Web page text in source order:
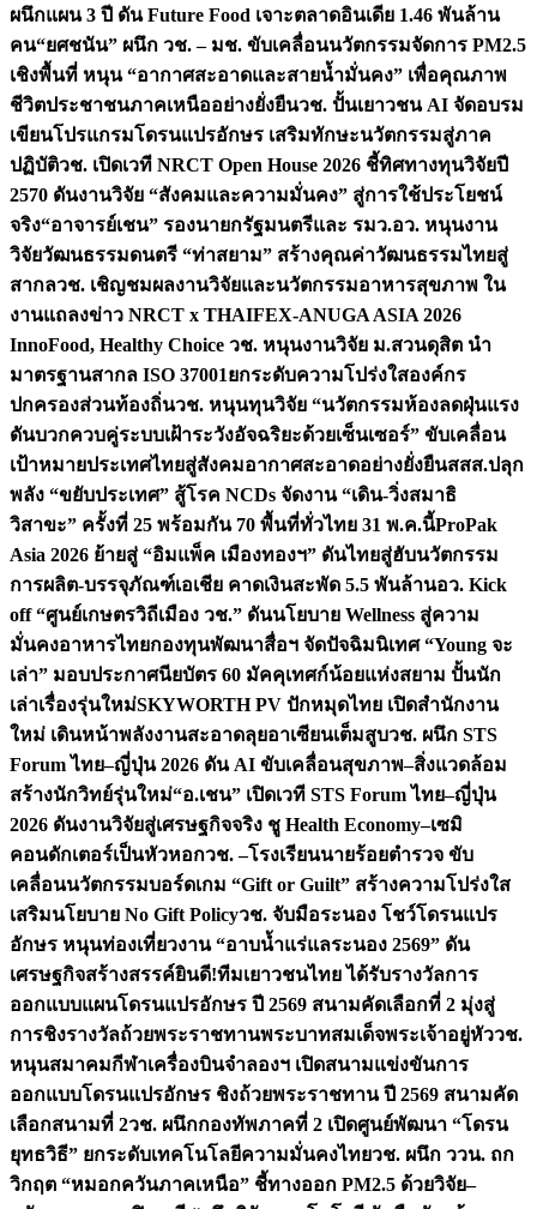
ผนึกแผน 3 ปี ดัน Future Food เจาะตลาดอินเดีย 1.46 พันล้าน
คน“ยศชนัน” ผนึก วช. – มช. ขับเคลื่อนนวัตกรรมจัดการ PM2.5
เชิงพื้นที่ หนุน “อากาศสะอาดและสายน้ำมั่นคง” เพื่อคุณภาพ
ชีวิตประชาชนภาคเหนืออย่างยั่งยืนวช. ปั้นเยาวชน AI จัดอบรม
เขียนโปรแกรมโดรนแปรอักษร เสริมทักษะนวัตกรรมสู่ภาค
ปฏิบัติวช. เปิดเวที NRCT Open House 2026 ชี้ทิศทางทุนวิจัยปี
2570 ดันงานวิจัย “สังคมและความมั่นคง” สู่การใช้ประโยชน์
จริง“อาจารย์เชน” รองนายกรัฐมนตรีและ รมว.อว. หนุนงาน
วิจัยวัฒนธรรมดนตรี “ท่าสยาม” สร้างคุณค่าวัฒนธรรมไทยสู่
สากลวช. เชิญชมผลงานวิจัยและนวัตกรรมอาหารสุขภาพ ใน
งานแถลงข่าว NRCT x THAIFEX-ANUGA ASIA 2026
InnoFood, Healthy Choice วช. หนุนงานวิจัย ม.สวนดุสิต นำ
มาตรฐานสากล ISO 37001ยกระดับความโปร่งใสองค์กร
ปกครองส่วนท้องถิ่นวช. หนุนทุนวิจัย “นวัตกรรมห้องลดฝุ่นแรง
ดันบวกควบคู่ระบบเฝ้าระวังอัจฉริยะด้วยเซ็นเซอร์” ขับเคลื่อน
เป้าหมายประเทศไทยสู่สังคมอากาศสะอาดอย่างยั่งยืนสสส.ปลุก
พลัง “ขยับประเทศ” สู้โรค NCDs จัดงาน “เดิน-วิ่งสมาธิ
วิสาขะ” ครั้งที่ 25 พร้อมกัน 70 พื้นที่ทั่วไทย 31 พ.ค.นี้ProPak
Asia 2026 ย้ายสู่ “อิมแพ็ค เมืองทองฯ” ดันไทยสู่ฮับนวัตกรรม
การผลิต-บรรจุภัณฑ์เอเชีย คาดเงินสะพัด 5.5 พันล้านอว. Kick
off “ศูนย์เกษตรวิถีเมือง วช.” ดันนโยบาย Wellness สู่ความ
มั่นคงอาหารไทยกองทุนพัฒนาสื่อฯ จัดปัจฉิมนิเทศ “Young จะ
เล่า” มอบประกาศนียบัตร 60 มัคคุเทศก์น้อยแห่งสยาม ปั้นนัก
เล่าเรื่องรุ่นใหม่SKYWORTH PV ปักหมุดไทย เปิดสำนักงาน
ใหม่ เดินหน้าพลังงานสะอาดลุยอาเซียนเต็มสูบวช. ผนึก STS
Forum ไทย–ญี่ปุ่น 2026 ดัน AI ขับเคลื่อนสุขภาพ–สิ่งแวดล้อม
สร้างนักวิทย์รุ่นใหม่“อ.เชน” เปิดเวที STS Forum ไทย–ญี่ปุ่น
2026 ดันงานวิจัยสู่เศรษฐกิจจริง ชู Health Economy–เซมิ
คอนดักเตอร์เป็นหัวหอกวช. –โรงเรียนนายร้อยตำรวจ ขับ
เคลื่อนนวัตกรรมบอร์ดเกม “Gift or Guilt” สร้างความโปร่งใส
เสริมนโยบาย No Gift Policyวช. จับมือระนอง โชว์โดรนแปร
อักษร หนุนท่องเที่ยวงาน “อาบน้ำแร่แลระนอง 2569” ดัน
เศรษฐกิจสร้างสรรค์ยินดี!ทีมเยาวชนไทย ได้รับรางวัลการ
ออกแบบแผนโดรนแปรอักษร ปี 2569 สนามคัดเลือกที่ 2 มุ่งสู่
การชิงรางวัลถ้วยพระราชทานพระบาทสมเด็จพระเจ้าอยู่หัววช.
หนุนสมาคมกีฬาเครื่องบินจำลองฯ เปิดสนามแข่งขันการ
ออกแบบโดรนแปรอักษร ชิงถ้วยพระราชทาน ปี 2569 สนามคัด
เลือกสนามที่ 2วช. ผนึกกองทัพภาคที่ 2 เปิดศูนย์พัฒนา “โดรน
ยุทธวิธี” ยกระดับเทคโนโลยีความมั่นคงไทยวช. ผนึก ววน. ถก
วิกฤต “หมอกควันภาคเหนือ” ชี้ทางออก PM2.5 ด้วยวิจัย–